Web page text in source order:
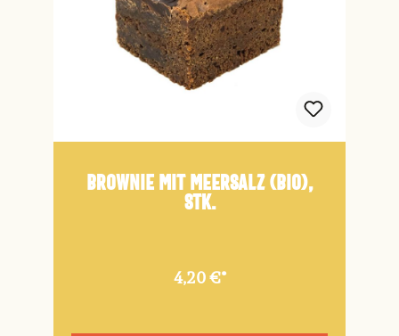
Brownie mit Meersalz (Bio),
Stk.
4,20 €*